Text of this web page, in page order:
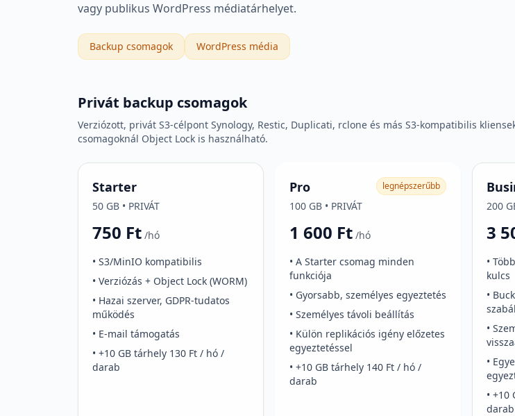
vagy publikus WordPress médiatárhelyet.
Backup csomagok WordPress média
Privát backup csomagok
Verziózott, privát S3-célpont Synology, Restic, Duplicati, rclone és más S3-kompatibilis
csomagoknál Object Lock is használható.
Starter
50 GB • PRIVÁT
750 Ft /hó
• S3/MinIO kompatibilis
• Verziózás + Object Lock (WORM)
• Hazai szerver, GDPR-tudatos
működés
• E-mail támogatás
• +10 GB tárhely 130 Ft / hó /
darab
Pro
100 GB • PRIVÁT
legnépszerűbb
1 600 Ft /hó
• A Starter csomag minden
funkciója
• Gyorsabb, személyes egyeztetés
• Személyes távoli beállítás
• Külön replikációs igény előzetes
egyeztetéssel
• +10 GB tárhely 140 Ft / hó /
darab
200
3
•
kulcs
•
•
•
•
darab